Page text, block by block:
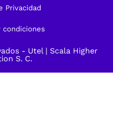
Privacidad
condiciones
- Utel| Scala Higher
S. C.